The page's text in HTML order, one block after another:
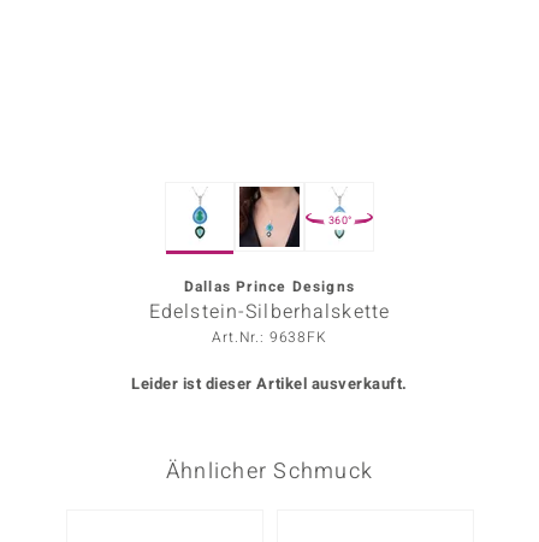
360°
Dallas Prince Designs
Edelstein-Silberhalskette
Art.Nr.: 9638FK
Leider ist dieser Artikel ausverkauft.
Ähnlicher Schmuck